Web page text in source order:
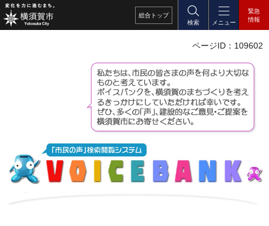
総合 トップ
検索
メニュー
緊急
情報
ページID：109602